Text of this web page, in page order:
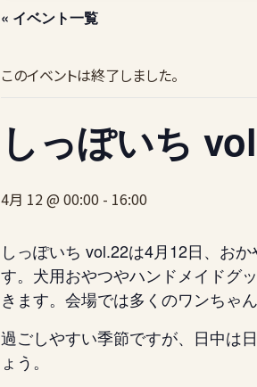
« イベント一覧
このイベントは終了しました。
しっぽいち
4月 12 @ 00:00 - 16:00
しっぽいち vol.22は4月12日、お
す。犬用おやつやハンドメイドグ
きます。会場では多くのワンちゃ
過ごしやすい季節ですが、日中は
ょう。